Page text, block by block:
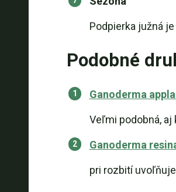
Podpierka južná
Podobné
Ganoderma
Veľmi podobná,
Ganoderma
pri rozbití